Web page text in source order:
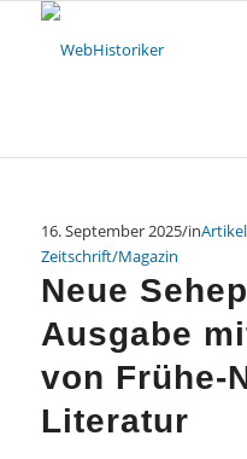
16. September 2025/inArtikel
Zeitschrift/Magazin
Neue
Ausgabe
von Frühe-
Literatur